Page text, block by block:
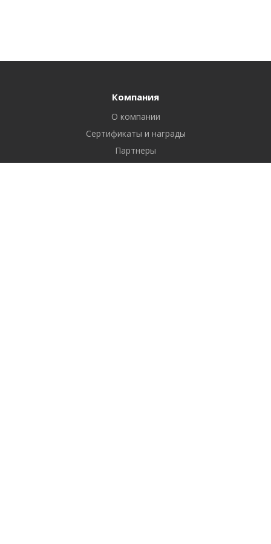
Компания
О компании
Сертификаты и награды
Партнеры